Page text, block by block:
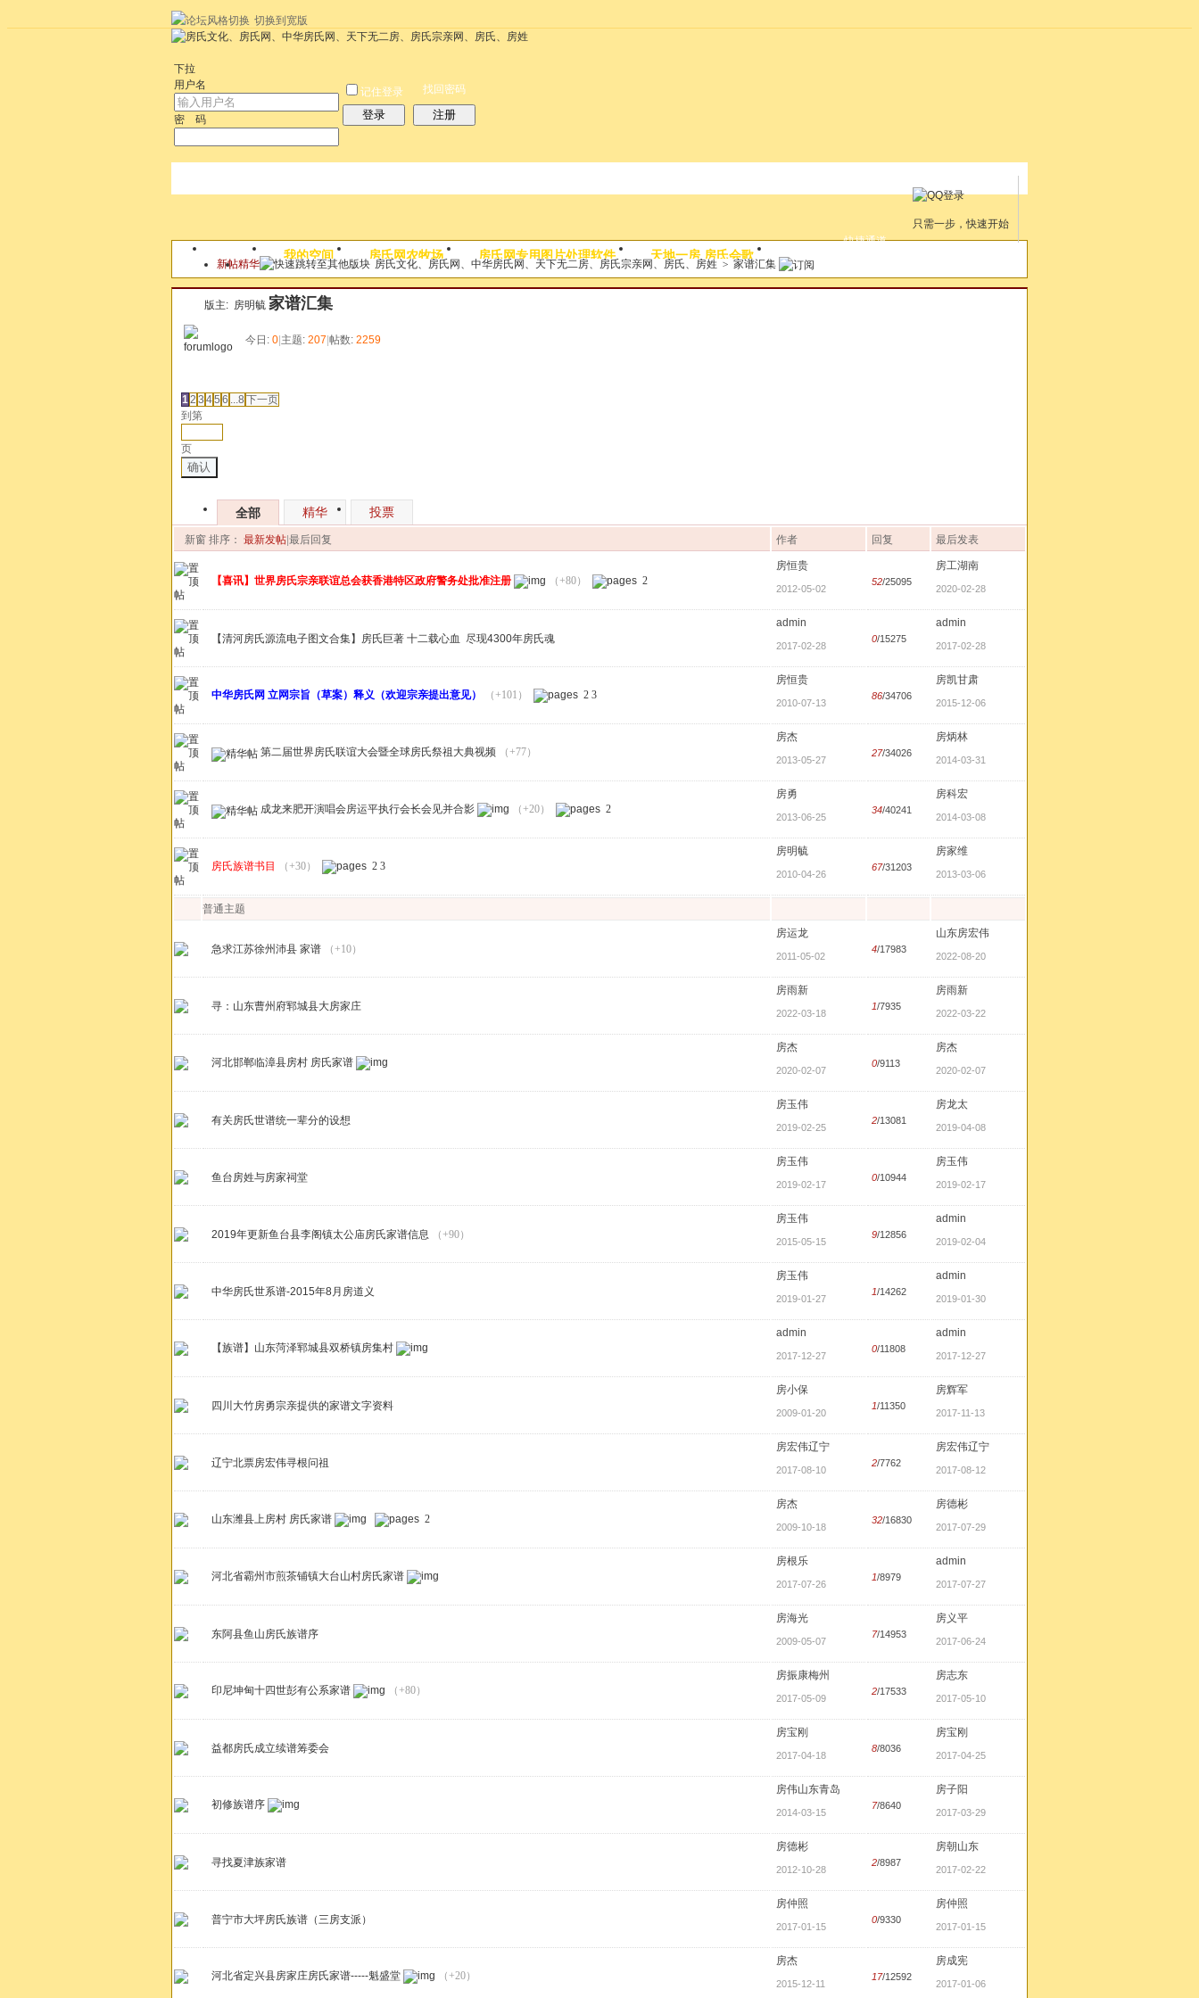
切换到宽版
下拉
用户名
密 码
记住登录
登录
找回密码
注册
只需一步，快速开始
快捷通道
我的空间 房氏网农牧场 房氏网专用图片处理软件 天地一房 房氏会歌
本版
搜索
热搜：
结婚 母婴 phpwind
新帖精华 房氏文化、房氏网、中华房氏网、天下无二房、房氏宗亲网、房氏、房姓 > 家谱汇集
版主: 房明毓 家谱汇集
今日: 0|主题: 207|帖数: 2259
12 3 45 6 ...8 下一页
到第
页
确认
全部 精华 投票
新窗 排序： 最新发帖|最后回复 作者 回复 最后发表
【喜讯】世界房氏宗亲联谊总会获香港特区政府警务处批准注册 （+80） 2
房恒贵
2012-05-02
52/25095
房工湖南
2020-02-28
【清河房氏源流电子图文合集】房氏巨著 十二载心血 尽现4300年房氏魂
admin
2017-02-28
0/15275
admin
2017-02-28
中华房氏网 立网宗旨（草案）释义（欢迎宗亲提出意见） （+101） 2 3
房恒贵
2010-07-13
86/34706
房凯甘肃
2015-12-06
第二届世界房氏联谊大会暨全球房氏祭祖大典视频 （+77）
房杰
2013-05-27
27/34026
房炳林
2014-03-31
成龙来肥开演唱会房运平执行会长会见并合影 （+20） 2
房勇
2013-06-25
34/40241
房科宏
2014-03-08
房氏族谱书目 （+30） 2 3
房明毓
2010-04-26
67/31203
房家维
2013-03-06
普通主题
急求江苏徐州沛县 家谱 （+10）
房运龙
2011-05-02
4/17983
山东房宏伟
2022-08-20
寻：山东曹州府郓城县大房家庄
房雨新
2022-03-18
1/7935
房雨新
2022-03-22
河北邯郸临漳县房村 房氏家谱
房杰
2020-02-07
0/9113
房杰
2020-02-07
有关房氏世谱统一辈分的设想
房玉伟
2019-02-25
2/13081
房龙太
2019-04-08
鱼台房姓与房家祠堂
房玉伟
2019-02-17
0/10944
房玉伟
2019-02-17
2019年更新鱼台县李阁镇太公庙房氏家谱信息 （+90）
房玉伟
2015-05-15
9/12856
admin
2019-02-04
中华房氏世系谱-2015年8月房道义
房玉伟
2019-01-27
1/14262
admin
2019-01-30
【族谱】山东菏泽郓城县双桥镇房集村
admin
2017-12-27
0/11808
admin
2017-12-27
四川大竹房勇宗亲提供的家谱文字资料
房小保
2009-01-20
1/11350
房辉军
2017-11-13
辽宁北票房宏伟寻根问祖
房宏伟辽宁
2017-08-10
2/7762
房宏伟辽宁
2017-08-12
山东潍县上房村 房氏家谱 2
房杰
2009-10-18
32/16830
房德彬
2017-07-29
河北省霸州市煎茶铺镇大台山村房氏家谱
房根乐
2017-07-26
1/8979
admin
2017-07-27
东阿县鱼山房氏族谱序
房海光
2009-05-07
7/14953
房义平
2017-06-24
印尼坤甸十四世彭有公系家谱 （+80）
房振康梅州
2017-05-09
2/17533
房志东
2017-05-10
益都房氏成立续谱筹委会
房宝刚
2017-04-18
8/8036
房宝刚
2017-04-25
初修族谱序
房伟山东青岛
2014-03-15
7/8640
房子阳
2017-03-29
寻找夏津族家谱
房德彬
2012-10-28
2/8987
房朝山东
2017-02-22
普宁市大坪房氏族谱（三房支派）
房仲照
2017-01-15
0/9330
房仲照
2017-01-15
河北省定兴县房家庄房氏家谱-----魁盛堂 （+20）
房杰
2015-12-11
17/12592
房成宪
2017-01-06